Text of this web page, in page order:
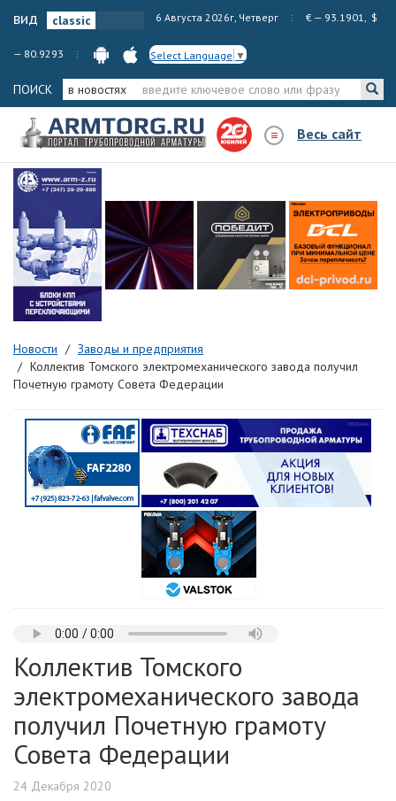
вид 6 Августа 2026г, Четверг € — 93.1901, $
— 80.9293 Select Language ▼
ПОИСК в новостях
Весь сайт
Новости
Заводы и предприятия
Коллектив Томского электромеханического завода получил
Почетную грамоту Совета Федерации
Коллектив Томского
электромеханического завода
получил Почетную грамоту
Совета Федерации
24 Декабря 2020